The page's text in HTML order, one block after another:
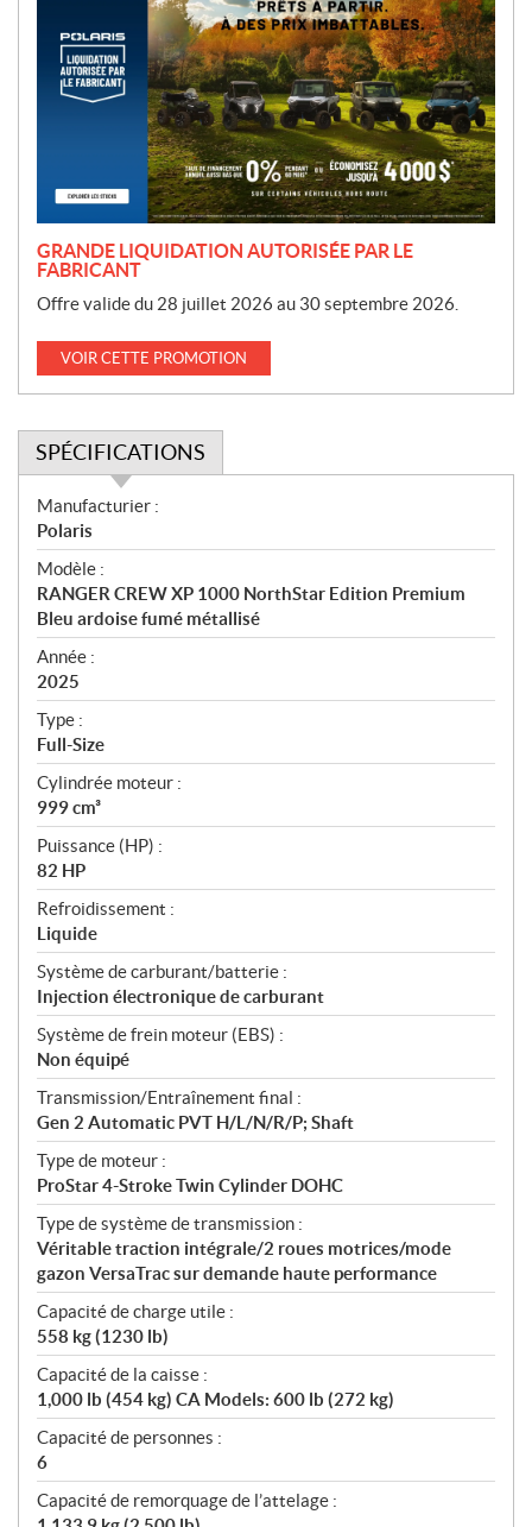
GRANDE LIQUIDATION AUTORISÉE PAR LE
FABRICANT
Offre valide du 28 juillet 2026 au 30 septembre 2026.
VOIR CETTE PROMOTION
SPÉCIFICATIONS
S
p
é
c
i
f
i
c
a
t
i
o
n
s
Manufacturier :
Polaris
Modèle :
RANGER CREW XP 1000 NorthStar Edition Premium
Bleu ardoise fumé métallisé
Année :
2025
Type :
Full-Size
Cylindrée moteur :
999 cm³
Puissance (HP) :
82 HP
Refroidissement :
Liquide
Système de carburant/batterie :
Injection électronique de carburant
Système de frein moteur (EBS) :
Non équipé
Transmission/Entraînement final :
Gen 2 Automatic PVT H/L/N/R/P; Shaft
Type de moteur :
ProStar 4-Stroke Twin Cylinder DOHC
Type de système de transmission :
Véritable traction intégrale/2 roues motrices/mode
gazon VersaTrac sur demande haute performance
Capacité de charge utile :
558 kg (1230 lb)
Capacité de la caisse :
1,000 lb (454 kg) CA Models: 600 lb (272 kg)
Capacité de personnes :
6
Capacité de remorquage de l’attelage :